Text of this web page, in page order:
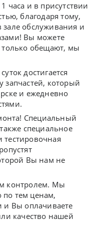
часа и в присутствии
благодаря тому,
обслуживания и
Вы можете
только обещают, мы
достигается
запчастей, который
и ежедневно
Специальный
специальное
тестировочная
Вы нам не
контролем. Мы
тем ценам,
и Вы оплачиваете
качество нашей